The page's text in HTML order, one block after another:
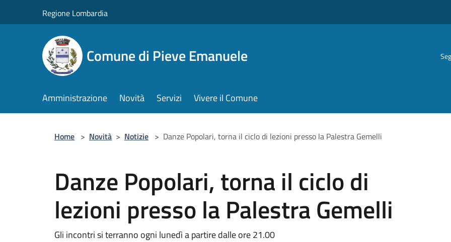
Regione Lombardia
Comune di Pieve Emanuele
Amministrazione Novità Servizi Vivere il Comune
Home > Novità > Notizie > Danze Popolari, torna il ciclo di lezioni presso la Palestra Gemelli
Danze Popolari, torna il ciclo di
lezioni presso la Palestra Gemelli
Gli incontri si terranno ogni lunedì a partire dalle ore 21.00